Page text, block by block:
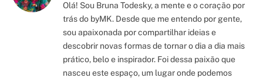
Olá! Sou Bruna Todesky, a mente e o coração por
trás do byMK. Desde que me entendo por gente,
sou apaixonada por compartilhar ideias e
descobrir novas formas de tornar o dia a dia mais
prático, belo e inspirador. Foi dessa paixão que
nasceu este espaço, um lugar onde podemos